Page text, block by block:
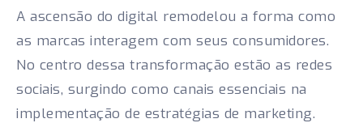
A ascensão do digital remodelou a forma como
as marcas interagem com seus consumidores.
No centro dessa transformação estão as redes
sociais, surgindo como canais essenciais na
implementação de estratégias de marketing.